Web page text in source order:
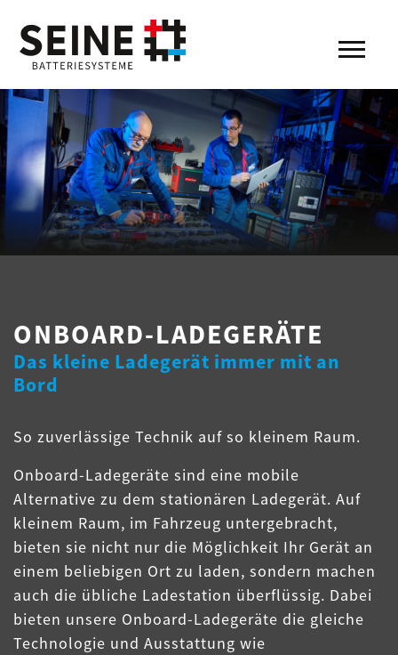
ONBOARD-LADEGERÄTE
Das kleine Ladegerät immer mit an
Bord
So zuverlässige Technik auf so kleinem Raum.
Onboard-Ladegeräte sind eine mobile
Alternative zu dem stationären Ladegerät. Auf
kleinem Raum, im Fahrzeug untergebracht,
bieten sie nicht nur die Möglichkeit Ihr Gerät an
einem beliebigen Ort zu laden, sondern machen
auch die übliche Ladestation überflüssig. Dabei
bieten unsere Onboard-Ladegeräte die gleiche
Technologie und Ausstattung wie